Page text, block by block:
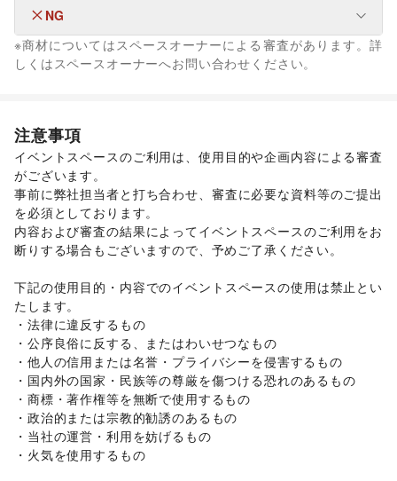
ユニセックス
/ジュエリー・アクセサリー/メガネ・アイウェア/ 腕時計/
靴/バッグ・革小物/ファッション雑貨/ 和服・着物
軽食・ホットスナック
ワイン・洋酒/日本酒・焼酎・地酒/食材・調味料/
物産展・マルシェ
野菜・果物・生鮮食品/その他フード・飲食
インテリア・生活雑貨
インテリア/寝具・ベッド/ 家具・家電
キッチン雑貨・調理器具/掃除用品・生活便利品/ 文房具
園芸・ガーデニング/花・盆栽・ドライフラワー/
犬・猫・ペット
その他インテリア・生活雑貨
生活サービス
携帯キャリア・格安SIM/インターネット・プロバイダ
電気・ガス/ハウスクリーニング・家事代行/定期宅配/
リサイクル雑貨・古本/買取査定・金券/
ギフト・プレゼント/冠婚葬祭/ 資格・習い事
住宅（購入・賃貸）/たばこ/修理・メンテナンス
就職・転職・求人 /その他生活サービス
金融サービス
なしNG
生活サービス
ウォーターサーバー
※商材についてはスペースオーナーによる審査があります。詳
しくはスペースオーナーへお問い合わせください。
注意事項
イベントスペースのご利用は、使用目的や企画内容による審査
がございます。
事前に弊社担当者と打ち合わせ、審査に必要な資料等のご提出
を必須としております。
内容および審査の結果によってイベントスペースのご利用をお
断りする場合もございますので、予めご了承ください。
下記の使用目的・内容でのイベントスペースの使用は禁止とい
たします。
・法律に違反するもの
・公序良俗に反する、またはわいせつなもの
・他人の信用または名誉・プライバシーを侵害するもの
・国内外の国家・民族等の尊厳を傷つける恐れのあるもの
・商標・著作権等を無断で使用するもの
・政治的または宗教的勧誘のあるもの
・当社の運営・利用を妨げるもの
・火気を使用するもの